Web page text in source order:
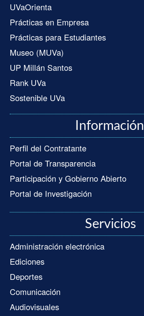
UVaOrienta
Prácticas en Empresa
Prácticas para Estudiantes
Museo (MUVa)
UP Millán Santos
Rank UVa
Sostenible UVa
Información
Perfil del Contratante
Portal de Transparencia
Participación y Gobierno Abierto
Portal de Investigación
Servicios
Administración electrónica
Ediciones
Deportes
Comunicación
Audiovisuales